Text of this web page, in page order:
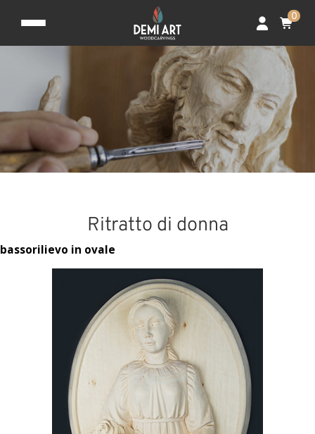
0
Ritratto di donna
bassorilievo in ovale